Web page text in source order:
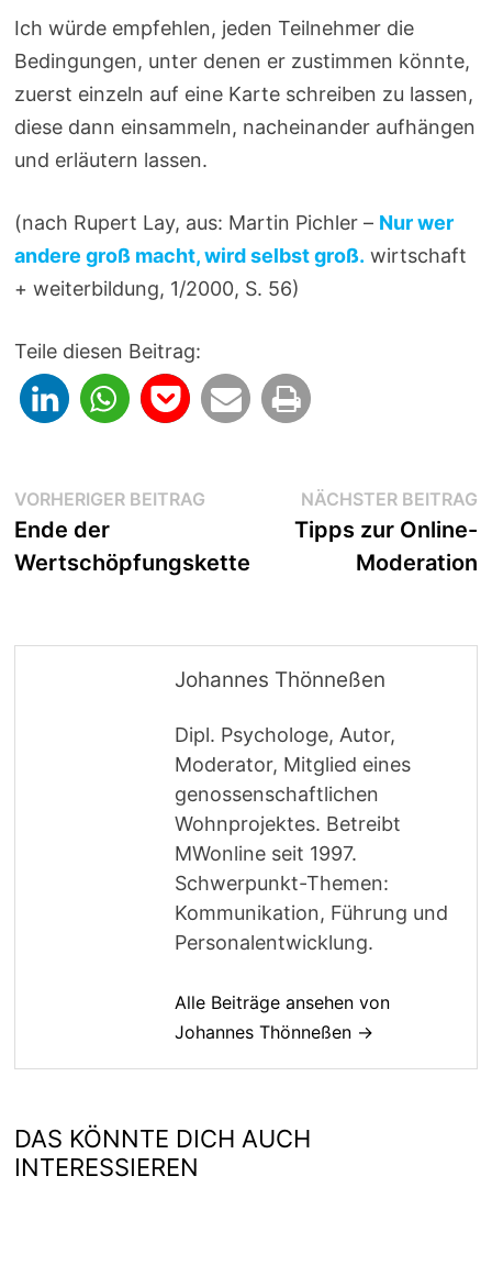
Ich würde empfehlen, jeden Teilnehmer die
Bedingungen, unter denen er zustimmen könnte,
zuerst einzeln auf eine Karte schreiben zu lassen,
diese dann einsammeln, nacheinander aufhängen
und erläutern lassen.
(nach Rupert Lay, aus: Martin Pichler – Nur wer
andere groß macht, wird selbst groß. wirtschaft
+ weiterbildung, 1/2000, S. 56)
Teile diesen Beitrag:
Beitragsnavigation
VORHERIGER BEITRAG Vorheriger
Ende der
Wertschöpfungskette
NÄCHSTER BEITRAG
Tipps zur Online-
Moderation
Johannes Thönneßen
Dipl. Psychologe, Autor,
Moderator, Mitglied eines
genossenschaftlichen
Wohnprojektes. Betreibt
MWonline seit 1997.
Schwerpunkt-Themen:
Kommunikation, Führung und
Personalentwicklung.
Alle Beiträge ansehen von
Johannes Thönneßen →
DAS KÖNNTE DICH AUCH
INTERESSIEREN